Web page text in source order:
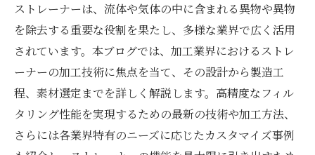
ストレーナーは、流体や気体の中に含まれる異物や異物
を除去する重要な役割を果たし、多様な業界で広く活用
されています。本ブログでは、加工業界におけるストレ
ーナーの加工技術に焦点を当て、その設計から製造工
程、素材選定までを詳しく解説します。高精度なフィル
タリング性能を実現するための最新の技術や加工方法、
さらには各業界特有のニーズに応じたカスタマイズ事例